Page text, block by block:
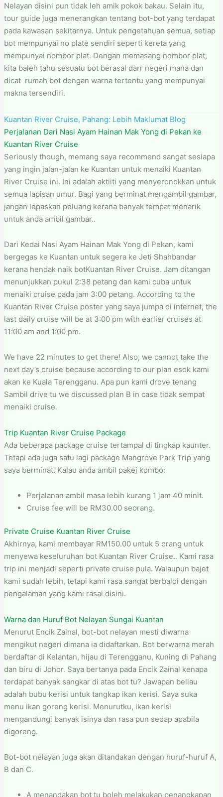
Nelayan disini pun tidak leh amik pokok bakau. Selain itu,
tour guide juga menerangkan tentang bot-bot yang terdapat
pada kawasan sekitarnya. Untuk pengetahuan semua, setiap
bot mempunyai no plate sendiri seperti kereta yang
mempunyai nombor plat. Dengan memasang nombor plat,
kita baleh tahu sesuatu bot berasal darr negeri mana dan
dicat rumah bot dengan warna tertentu yang mempunyai
makna tersendiri.
Kuantan River Cruise, Pahang: Lebih Maklumat Blog
Perjalanan Dari Nasi Ayam Hainan Mak Yong di Pekan ke
Kuantan River Cruise
Seriously though, memang saya recommend sangat sesiapa
yang ingin jalan-jalan ke Kuantan untuk menaiki Kuantan
River Cruise ini. Ini adalah aktiiti yang menyeronokkan untuk
semua lapisan umur. Bagi yang berminat mengambil gambar,
jangan lepaskan peluang kerana banyak tempat menarik
untuk anda ambil gambar..
Dari Kedai Nasi Ayam Hainan Mak Yong di Pekan, kami
bergegas ke Kuantan untuk segera ke Jeti Shahbandar
kerana hendak naik botKuantan River Cruise. Jam ditangan
menunjukkan pukul 2:38 petang dan kami cuba untuk
menaiki cruise pada jam 3:00 petang. According to the
Kuantan River Cruise poster yang saya jumpa di internet, the
last daily cruise will be at 3:00 pm with earlier cruises at
11:00 am and 1:00 pm.
We have 22 minutes to get there! Also, we cannot take the
next day’s cruise because according to our plan esok kami
akan ke Kuala Terengganu. Apa pun kami drove tenang
Sambil drive tu we discussed plan B in case tidak sempat
menaiki cruise.
Trip Kuantan River Cruise Package
Ada beberapa package cruise tertampal di tingkap kaunter.
Tetapi ada juga satu lagi package Mangrove Park Trip yang
saya berminat. Kalau anda ambil pakej kombo:
Perjalanan ambil masa lebih kurang 1 jam 40 minit.
Cruise fee will be RM30.00 seorang.
Private Cruise Kuantan River Cruise
Akhirnya, kami membayar RM150.00 untuk 5 orang untuk
menyewa keseluruhan bot Kuantan River Cruise.. Kami rasa
trip ini menjadi seperti private cruise pula. Walaupun bajet
kami sudah lebih, tetapi kami rasa sangat berbaloi dengan
pengalaman yang kami rasai disini.
Warna dan Huruf Bot Nelayan Sungai Kuantan
Menurut Encik Zainal, bot-bot nelayan mesti diwarna
mengikut negeri dimana ia didaftarkan. Bot berwarna merah
berdaftar di Kelantan, hijau di Terengganu, Kuning di Pahang
dan biru di Johor. Saya bertanya pada Encik Zainal kenapa
terdapat banyak sangkar di atas bot tu? Jawapan beliau
adalah bubu kerisi untuk tangkap ikan kerisi. Saya suka
menu ikan goreng kerisi. Menurutku, ikan kerisi
mengandungi banyak isinya dan rasa pun sedap apabila
digoreng.
Bot-bot nelayan juga akan ditandakan dengan huruf-huruf A,
B dan C.
A menandakan bot tu boleh melakukan penangkapan